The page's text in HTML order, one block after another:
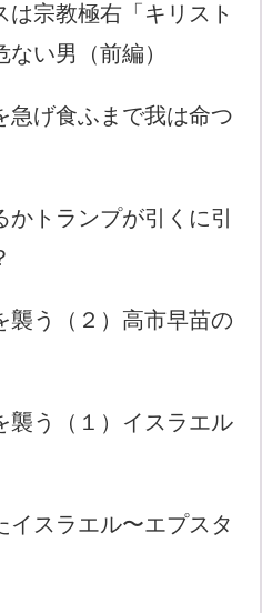
は宗教極右「キリスト
い男（前編）
急げ食ふまで我は命つ
トランプが引くに引
襲う（２）高市早苗の
襲う（１）イスラエル
イスラエル〜エプスタ